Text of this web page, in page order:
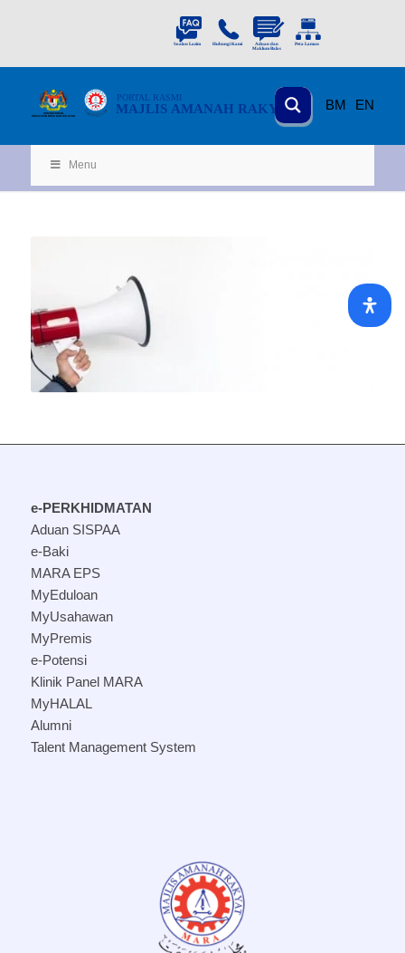
BM EN
MAJLIS AMANAH RAKYAT
PORTAL RASMI
KEMENTERIAN
KEMAJUAN DESA DAN WILA YAH
Menu
e-PERKHIDMATAN
Aduan SISPAA
e-Baki
MARA EPS
MyEduloan
MyUsahawan
MyPremis
e-Potensi
Klinik Panel MARA
MyHALAL
Alumni
Talent Management System